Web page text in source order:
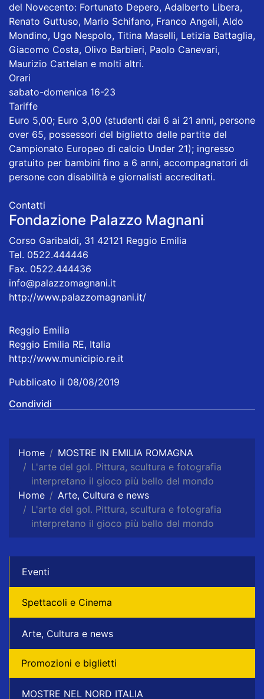
del Novecento: Fortunato Depero, Adalberto Libera,
Renato Guttuso, Mario Schifano, Franco Angeli, Aldo
Mondino, Ugo Nespolo, Titina Maselli, Letizia Battaglia,
Giacomo Costa, Olivo Barbieri, Paolo Canevari,
Maurizio Cattelan e molti altri.
Orari
sabato-domenica 16-23
Tariffe
Euro 5,00; Euro 3,00 (studenti dai 6 ai 21 anni, persone
over 65, possessori del biglietto delle partite del
Campionato Europeo di calcio Under 21); ingresso
gratuito per bambini fino a 6 anni, accompagnatori di
persone con disabilità e giornalisti accreditati.
Contatti
Fondazione Palazzo Magnani
Corso Garibaldi, 31 42121 Reggio Emilia
Tel. 0522.444446
Fax. 0522.444436
info@palazzomagnani.it
http://www.palazzomagnani.it/
Reggio Emilia
Reggio Emilia RE, Italia
http://www.municipio.re.it
Pubblicato il 08/08/2019
Condividi
Home
MOSTRE IN EMILIA ROMAGNA
L'arte del gol. Pittura, scultura e fotografia
interpretano il gioco più bello del mondo
Home
Arte, Cultura e news
L'arte del gol. Pittura, scultura e fotografia
interpretano il gioco più bello del mondo
Eventi
Spettacoli e Cinema
Arte, Cultura e news
Promozioni e biglietti
MOSTRE NEL NORD ITALIA